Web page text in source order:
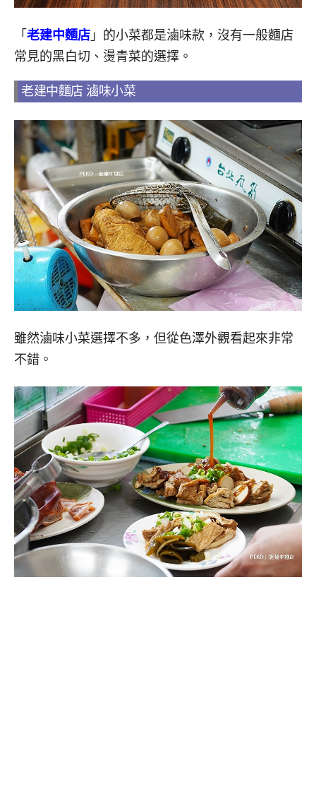
「 老建中麵店 」的小菜都是滷味款，沒有一般麵店
常見的黑白切、燙青菜的選擇。
老建中麵店 滷味小菜
雖然滷味小菜選擇不多，但從色澤外觀看起來非常
不錯。